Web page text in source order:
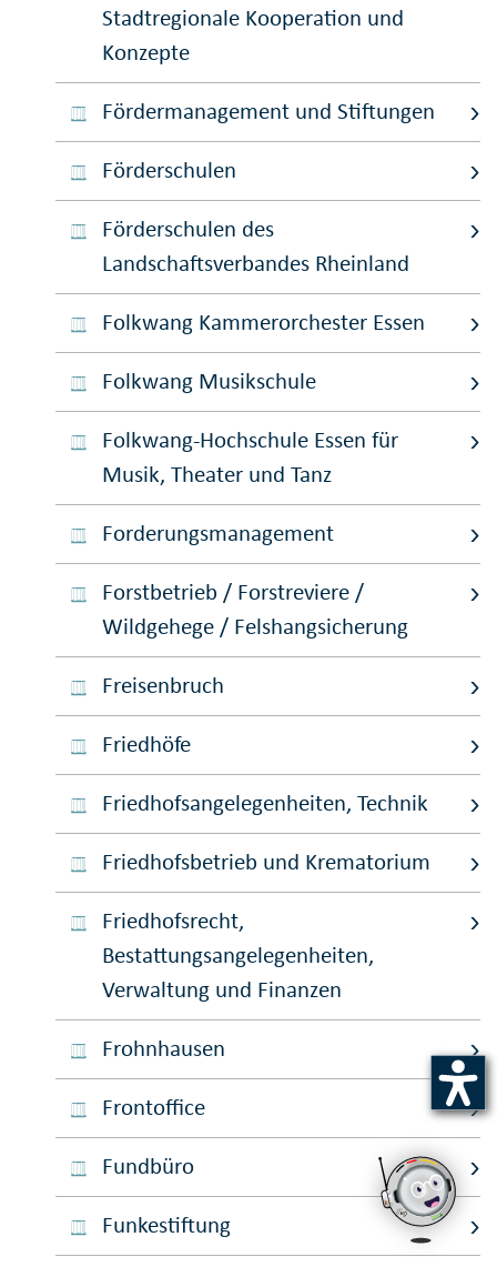
Stadtregionale Kooperation und
Konzepte
Fördermanagement und Stiftungen
Förderschulen
Förderschulen des
Landschaftsverbandes Rheinland
Folkwang Kammerorchester Essen
Folkwang Musikschule
Folkwang-Hochschule Essen für
Musik, Theater und Tanz
Forderungsmanagement
Forstbetrieb / Forstreviere /
Wildgehege / Felshangsicherung
Freisenbruch
Friedhöfe
Friedhofsangelegenheiten, Technik
Friedhofsbetrieb und Krematorium
Friedhofsrecht,
Bestattungsangelegenheiten,
Verwaltung und Finanzen
Frohnhausen
Frontoffice
Fundbüro
Funkestiftung